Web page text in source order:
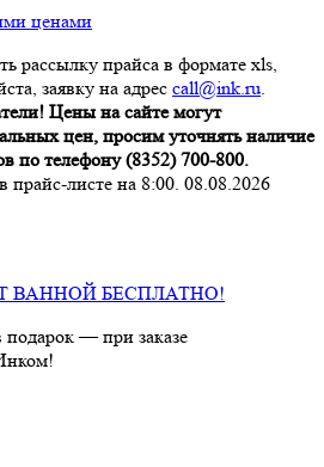
ценами
рассылку прайса в формате xls,
заявку на адрес call@ink.ru.
Цены на сайте могут
цен, просим уточнять наличие
по телефону (8352) 700-800.
листе на 8:00. 08.08.2026
ВАННОЙ БЕСПЛАТНО!
— при заказе